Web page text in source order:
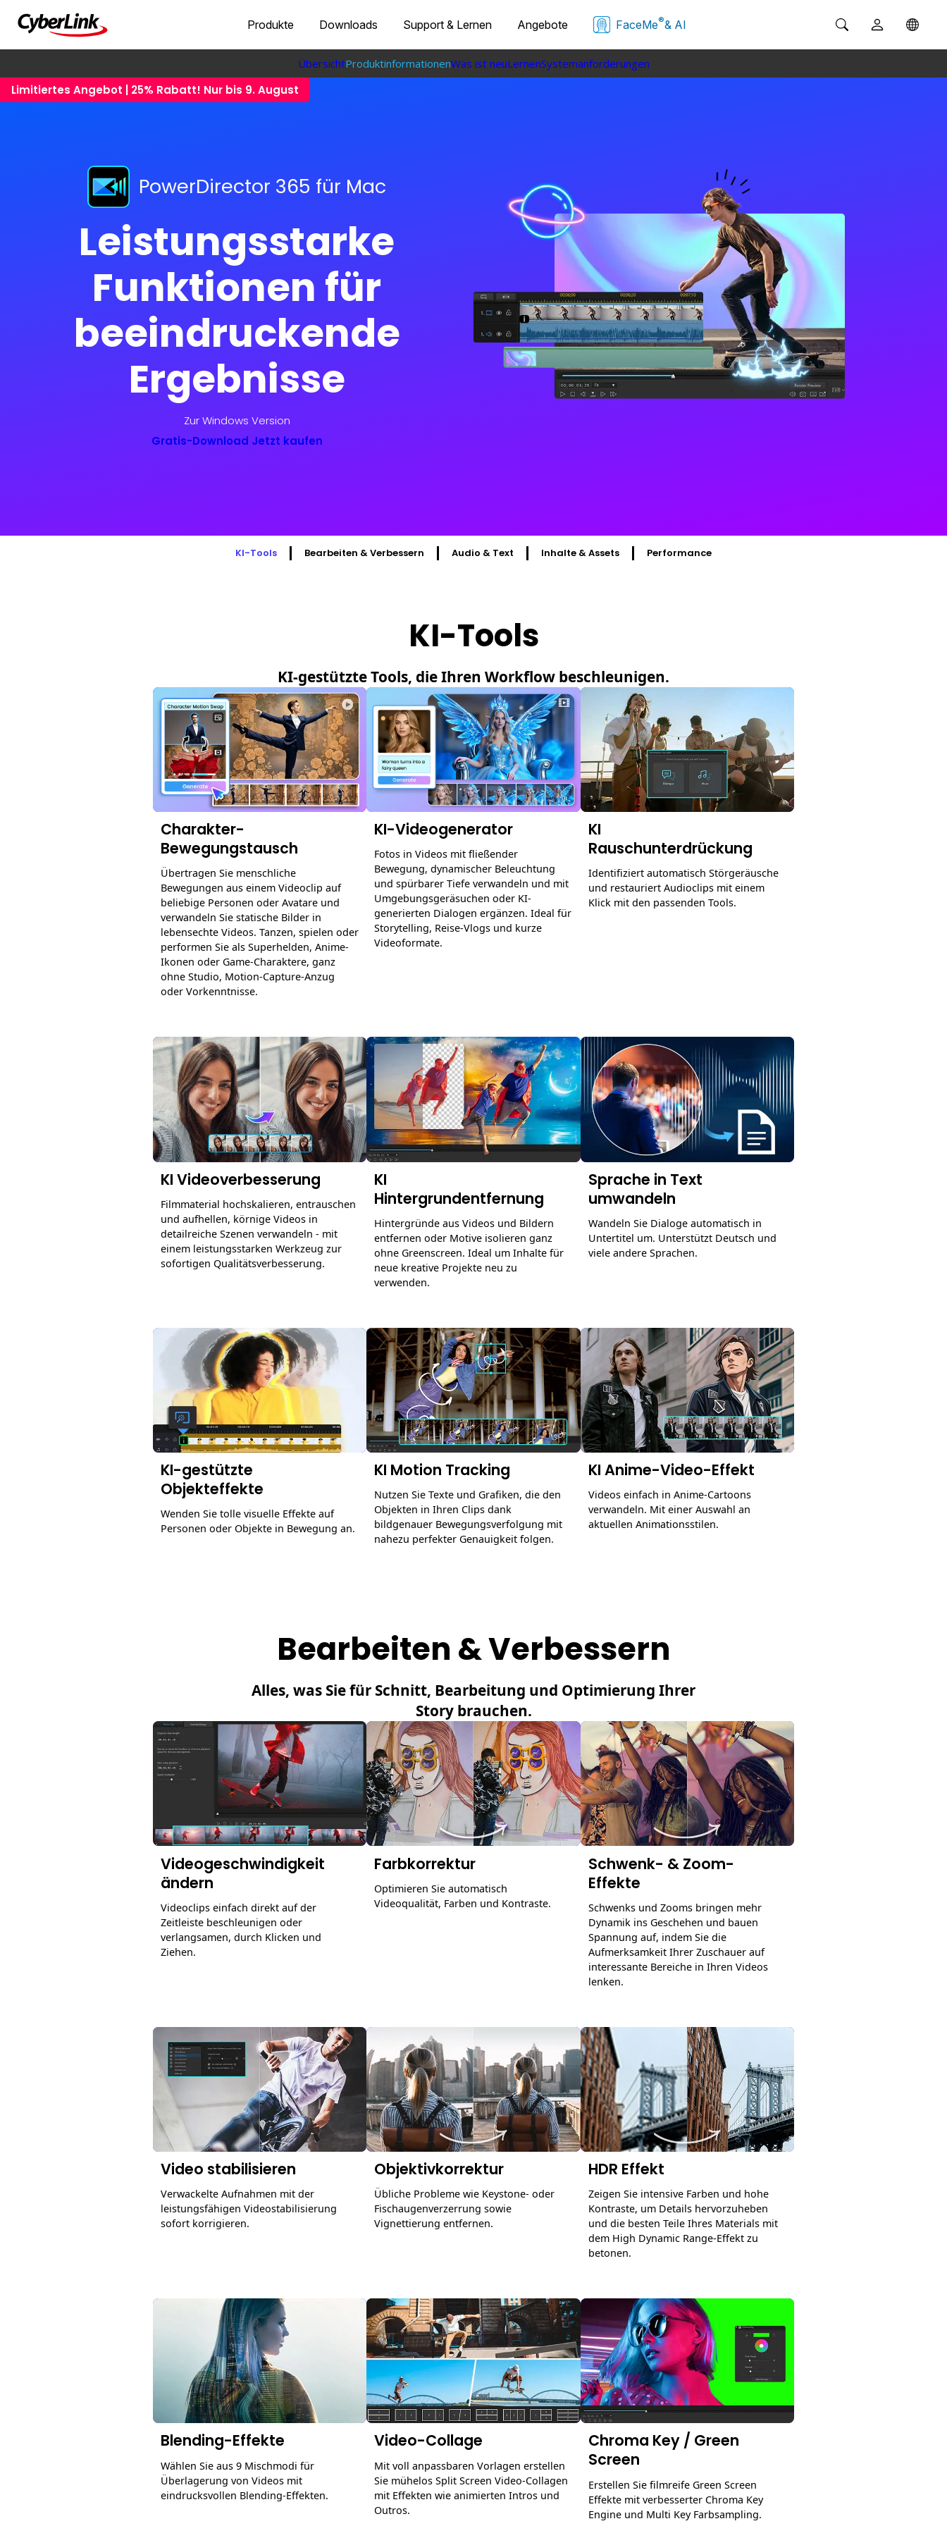
Produkte Downloads Support & Lernen Angebote FaceMe®& AI
ÜbersichtProduktinformationenWas ist neuLernenSystemanforderungen
Limitiertes Angebot | 25% Rabatt! Nur bis 9. August
PowerDirector 365 für Mac
Leistungsstarke
Funktionen für
beeindruckende
Ergebnisse
Zur Windows Version
Gratis-Download Jetzt kaufen
KI-Tools Bearbeiten & Verbessern Audio & Text Inhalte & Assets Performance
KI-Tools
KI-gestützte Tools, die Ihren Workflow beschleunigen.
Charakter-
Bewegungstausch
Übertragen Sie menschliche
Bewegungen aus einem Videoclip auf
beliebige Personen oder Avatare und
verwandeln Sie statische Bilder in
lebensechte Videos. Tanzen, spielen oder
performen Sie als Superhelden, Anime-
Ikonen oder Game-Charaktere, ganz
ohne Studio, Motion-Capture-Anzug
oder Vorkenntnisse.
KI-Videogenerator
Fotos in Videos mit fließender
Bewegung, dynamischer Beleuchtung
und spürbarer Tiefe verwandeln und mit
Umgebungsgeräsuchen oder KI-
generierten Dialogen ergänzen. Ideal für
Storytelling, Reise-Vlogs und kurze
Videoformate.
KI
Rauschunterdrückung
Identifiziert automatisch Störgeräusche
und restauriert Audioclips mit einem
Klick mit den passenden Tools.
KI Videoverbesserung
Filmmaterial hochskalieren, entrauschen
und aufhellen, körnige Videos in
detailreiche Szenen verwandeln - mit
einem leistungsstarken Werkzeug zur
sofortigen Qualitätsverbesserung.
KI
Hintergrundentfernung
Hintergründe aus Videos und Bildern
entfernen oder Motive isolieren ganz
ohne Greenscreen. Ideal um Inhalte für
neue kreative Projekte neu zu
verwenden.
Sprache in Text
umwandeln
Wandeln Sie Dialoge automatisch in
Untertitel um. Unterstützt Deutsch und
viele andere Sprachen.
KI-gestützte
Objekteffekte
Wenden Sie tolle visuelle Effekte auf
Personen oder Objekte in Bewegung an.
KI Motion Tracking
Nutzen Sie Texte und Grafiken, die den
Objekten in Ihren Clips dank
bildgenauer Bewegungsverfolgung mit
nahezu perfekter Genauigkeit folgen.
KI Anime-Video-Effekt
Videos einfach in Anime-Cartoons
verwandeln. Mit einer Auswahl an
aktuellen Animationsstilen.
Bearbeiten & Verbessern
Alles, was Sie für Schnitt, Bearbeitung und Optimierung Ihrer
Story brauchen.
Videogeschwindigkeit
ändern
Videoclips einfach direkt auf der
Zeitleiste beschleunigen oder
verlangsamen, durch Klicken und
Ziehen.
Farbkorrektur
Optimieren Sie automatisch
Videoqualität, Farben und Kontraste.
Schwenk- & Zoom-
Effekte
Schwenks und Zooms bringen mehr
Dynamik ins Geschehen und bauen
Spannung auf, indem Sie die
Aufmerksamkeit Ihrer Zuschauer auf
interessante Bereiche in Ihren Videos
lenken.
Video stabilisieren
Verwackelte Aufnahmen mit der
leistungsfähigen Videostabilisierung
sofort korrigieren.
Objektivkorrektur
Übliche Probleme wie Keystone- oder
Fischaugenverzerrung sowie
Vignettierung entfernen.
HDR Effekt
Zeigen Sie intensive Farben und hohe
Kontraste, um Details hervorzuheben
und die besten Teile Ihres Materials mit
dem High Dynamic Range-Effekt zu
betonen.
Blending-Effekte
Wählen Sie aus 9 Mischmodi für
Überlagerung von Videos mit
eindrucksvollen Blending-Effekten.
Video-Collage
Mit voll anpassbaren Vorlagen erstellen
Sie mühelos Split Screen Video-Collagen
mit Effekten wie animierten Intros und
Outros.
Chroma Key / Green
Screen
Erstellen Sie filmreife Green Screen
Effekte mit verbesserter Chroma Key
Engine und Multi Key Farbsampling.